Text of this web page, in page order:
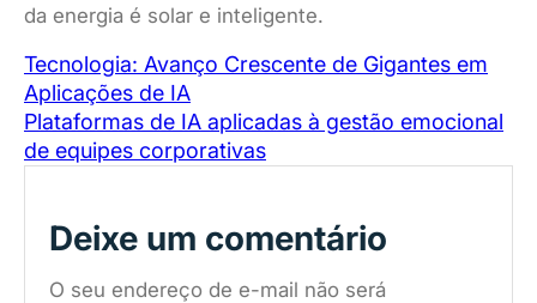
da energia é solar e inteligente.
Tecnologia: Avanço Crescente de Gigantes em
Aplicações de IA
Plataformas de IA aplicadas à gestão emocional
de equipes corporativas
Deixe um comentário
O seu endereço de e-mail não será